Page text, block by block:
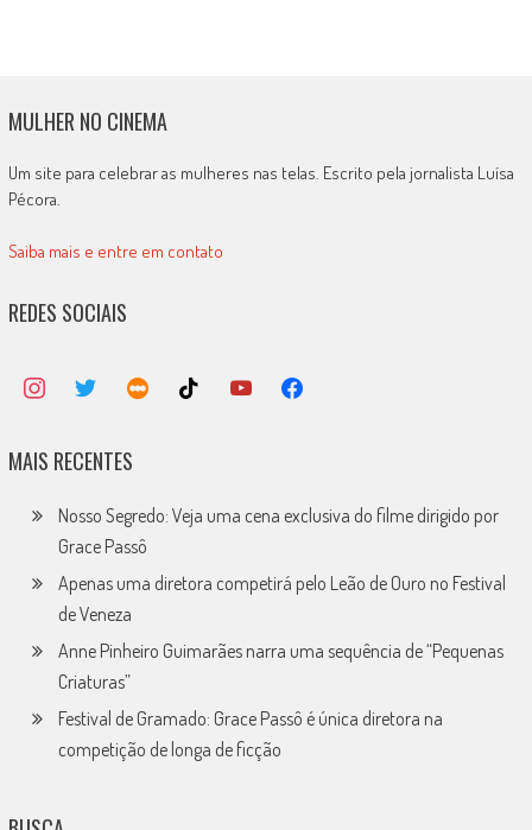
MULHER NO CINEMA
Um site para celebrar as mulheres nas telas. Escrito pela jornalista Luísa
Pécora.
Saiba mais e entre em contato
REDES SOCIAIS
MAIS RECENTES
Nosso Segredo: Veja uma cena exclusiva do filme dirigido por
Grace Passô
Apenas uma diretora competirá pelo Leão de Ouro no Festival
de Veneza
Anne Pinheiro Guimarães narra uma sequência de “Pequenas
Criaturas”
Festival de Gramado: Grace Passô é única diretora na
competição de longa de ficção